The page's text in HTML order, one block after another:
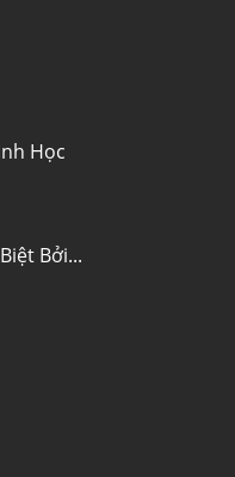
Học
Bởi...